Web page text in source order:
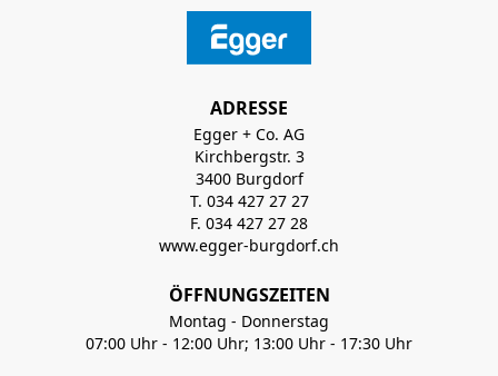
ADRESSE
Egger + Co. AG
Kirchbergstr. 3
3400 Burgdorf
T. 034 427 27 27
F. 034 427 27 28
www.egger-burgdorf.ch
ÖFFNUNGSZEITEN
Montag - Donnerstag
07:00 Uhr - 12:00 Uhr; 13:00 Uhr - 17:30 Uhr